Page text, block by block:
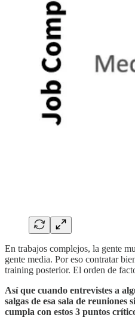
En trabajos complejos, la gente
gente media. Por eso contratar
training posterior. El orden de
Así que cuando entrevistes a
salgas de esa sala de reuniones
cumpla con estos 3 puntos